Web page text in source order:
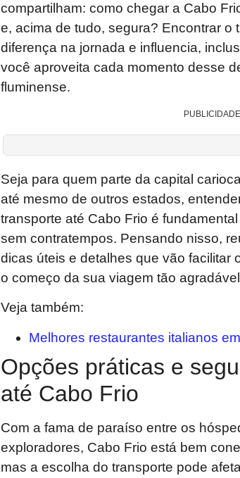
compartilham: como chegar a Cabo
e, acima de tudo, segura? Encontrar o
diferença na jornada e influencia,
você aproveita cada momento desse
fluminense.
PUBLICIDADE
Seja para quem parte da capital
até mesmo de outros estados,
transporte até Cabo Frio é
sem contratempos. Pensando nisso,
dicas úteis e detalhes que vão facilitar
o começo da sua viagem tão
Veja também:
Melhores restaurantes italianos
Opções práticas e
até Cabo Frio
Com a fama de paraíso entre os
exploradores, Cabo Frio está bem
mas a escolha do transporte pode